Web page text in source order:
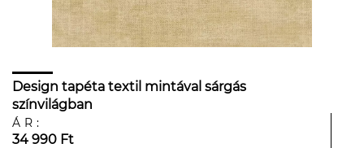
Design tapéta textil mintával sárgás
színvilágban
ÁR:
34 990 Ft